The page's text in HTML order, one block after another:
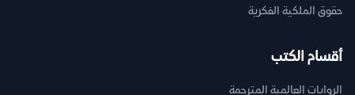
حقوق الملكية الفكرية
أقسام الكتب
الروايات العالمية المترجمة